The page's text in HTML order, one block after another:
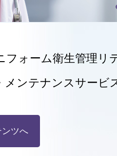
フォーム衛生管理
メンテナンスサービ
ツへ